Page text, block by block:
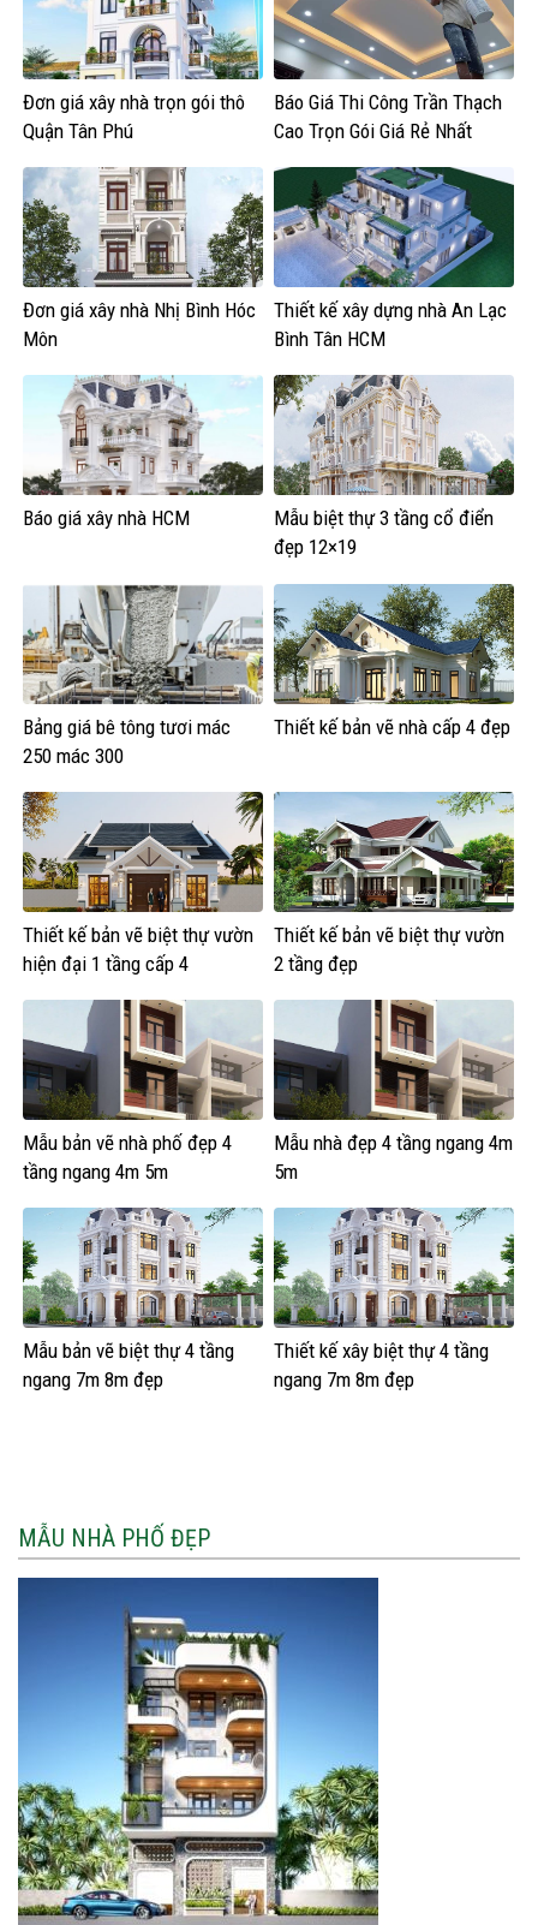
Đơn giá xây nhà trọn gói thô
Quận Tân Phú
Báo Giá Thi Công Trần Thạch
Cao Trọn Gói Giá Rẻ Nhất
Đơn giá xây nhà Nhị Bình Hóc
Môn
Thiết kế xây dựng nhà An Lạc
Bình Tân HCM
Báo giá xây nhà HCM
Mẫu biệt thự 3 tầng cổ điển
đẹp 12×19
Bảng giá bê tông tươi mác
250 mác 300
Thiết kế bản vẽ nhà cấp 4 đẹp
Thiết kế bản vẽ biệt thự vườn
hiện đại 1 tầng cấp 4
Thiết kế bản vẽ biệt thự vườn
2 tầng đẹp
Mẫu bản vẽ nhà phố đẹp 4
tầng ngang 4m 5m
Mẫu nhà đẹp 4 tầng ngang 4m
5m
Mẫu bản vẽ biệt thự 4 tầng
ngang 7m 8m đẹp
Thiết kế xây biệt thự 4 tầng
ngang 7m 8m đẹp
MẪU NHÀ PHỐ ĐẸP